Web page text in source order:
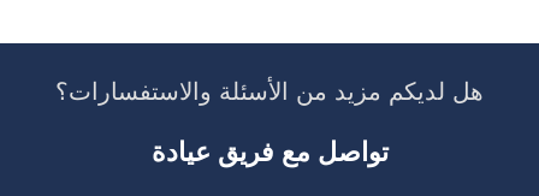
هل لديكم مزيد من الأسئلة والاستفسارات؟
تواصل مع فريق عيادة